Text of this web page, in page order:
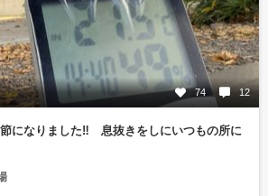
74 12
になりました‼️ 息抜きをしにいつもの所に